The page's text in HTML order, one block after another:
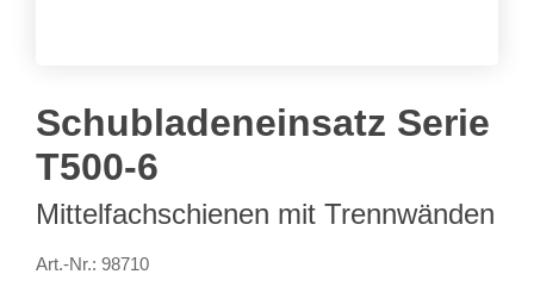
Schubladeneinsatz Serie
T500-6
Mittelfachschienen mit Trennwänden
Art.-Nr.: 98710